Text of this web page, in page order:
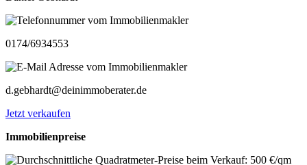
0174/6934553
d.gebhardt@deinimmoberater.de
Jetzt verkaufen
Immobilienpreise